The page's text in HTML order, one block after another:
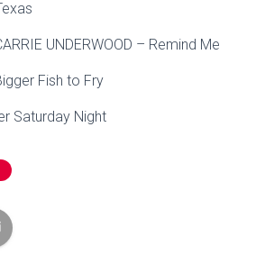
UNDERWOOD – Remind Me
Fish to Fry
Saturday Night